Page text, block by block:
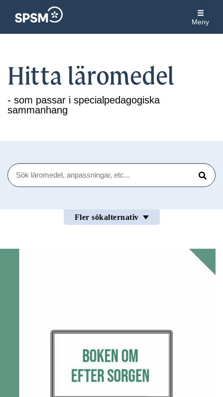
Meny
Hitta läromedel
- som passar i specialpedagogiska
sammanhang
Sök
Sök
Fler sökalternativ